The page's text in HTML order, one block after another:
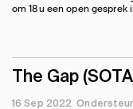
om 18u een open gesprek
The Gap
16 Sep 2022